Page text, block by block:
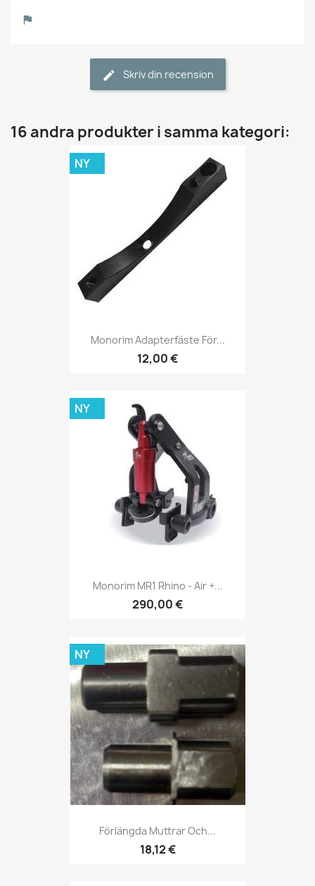
Skriv din recension
16 andra produkter i samma kategori:
Monorim Adapterfäste För...
12,00 €
NY
Monorim MR1 Rhino - Air +...
290,00 €
NY
Förlängda Muttrar Och...
18,12 €
NY